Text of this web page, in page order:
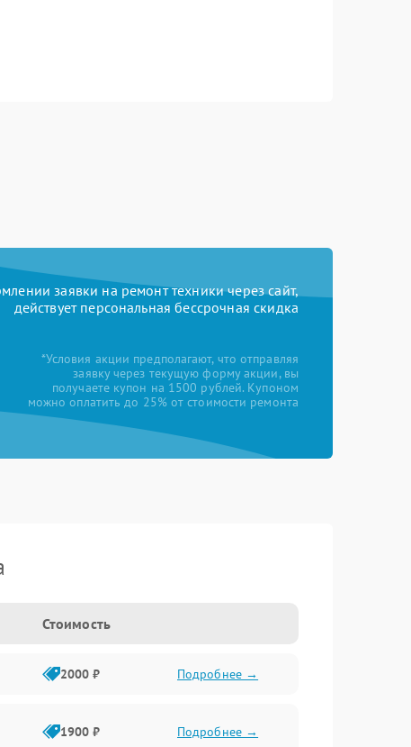
заявки на ремонт техники через сайт,
действует персональная бессрочная скидка
*Условия акции предполагают, что отправляя
заявку через текущую форму акции, вы
получаете купон на 1500 рублей. Купоном
можно оплатить до 25% от стоимости ремонта
Стоимость
2000 ₽ Подробнее →
1900 ₽ Подробнее →